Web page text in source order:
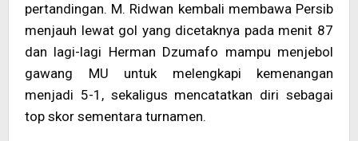
pertandingan. M. Ridwan kembali membawa Persib
menjauh lewat gol yang dicetaknya pada menit 87
dan lagi-lagi Herman Dzumafo mampu menjebol
gawang MU untuk melengkapi kemenangan
menjadi 5-1, sekaligus mencatatkan diri sebagai
top skor sementara turnamen.